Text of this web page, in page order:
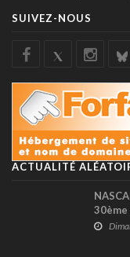
SUIVEZ-NOUS
ACTUALITÉ
la